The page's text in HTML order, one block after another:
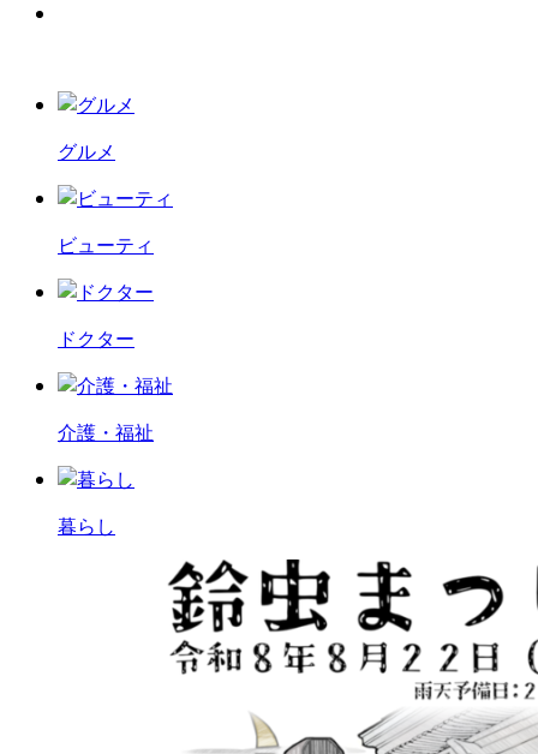
グルメ
ビューティ
ドクター
介護・福祉
暮らし